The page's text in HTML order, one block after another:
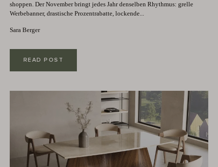
shoppen. Der November bringt jedes Jahr denselben Rhythmus: grelle
Werbebanner, drastische Prozentrabatte, lockende...
Sara Berger
READ POST